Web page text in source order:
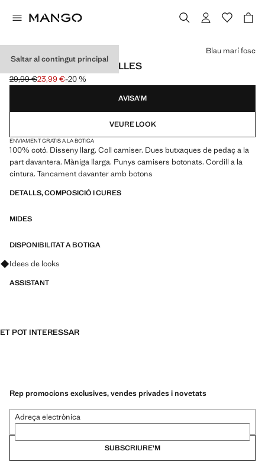
Saltar al contingut principal
GRANOTA LLARGA RATLLES
Preu inicial ratllat [29,99 € ]
29,99 €
Preu actual [23,99 € ]
23,99 €-20 %
Selecciona un color
Blau marí fosc
AVISA'M
VEURE LOOK
ENVIAMENT GRATIS A LA BOTIGA
100% cotó. Disseny llarg. Coll camiser. Dues butxaques de pedaç a la
part davantera. Màniga llarga. Punys camisers botonats. Cordill a la
cintura. Tancament davanter amb botons
DETALLS, COMPOSICIÓ I CURES
MIDES
DISPONIBILITAT A BOTIGA
Pregunta per looks, peces i tendències
Idees de looks
ASSISTANT
ET POT INTERESSAR
Rep promocions exclusives, vendes privades i novetats
Adreça electrònica
SUBSCRIURE'M